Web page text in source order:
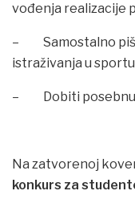
vođenja realizacije
– Samostalno
istraživanja u sportu
– Dobiti posebnu
Na zatvorenoj
konkurs za